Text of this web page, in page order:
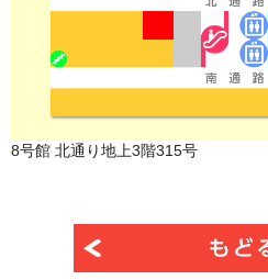
8号館 北通り地上3階315号